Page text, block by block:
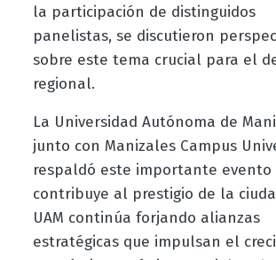
la participación de distinguidos
panelistas, se discutieron
sobre este tema crucial para el
regional.
La Universidad Autónoma de
junto con Manizales Campus
respaldó este importante evento
contribuye al prestigio de la
UAM continúa forjando alianzas
estratégicas que impulsan el